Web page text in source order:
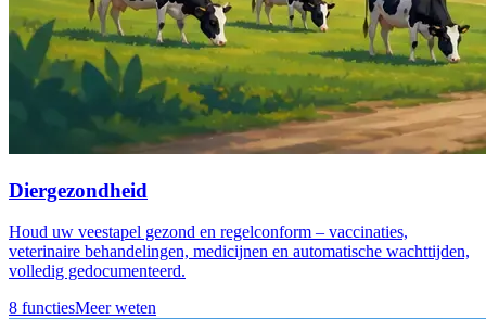
Diergezondheid
Houd uw veestapel gezond en regelconform – vaccinaties,
veterinaire behandelingen, medicijnen en automatische wachttijden,
volledig gedocumenteerd.
8 functiesMeer weten